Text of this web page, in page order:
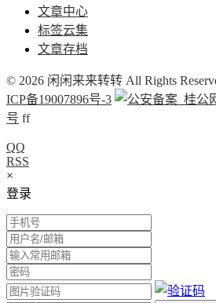
文章中心
标签云集
文章存档
© 2026 闲闲来来转转 All Rights
ICP备19007896号-3
桂公
号 ff
QQ
RSS
×
登录